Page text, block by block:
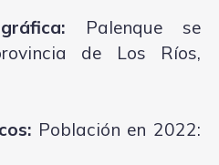
Palenque se
de Los Ríos,
Población en 2022: